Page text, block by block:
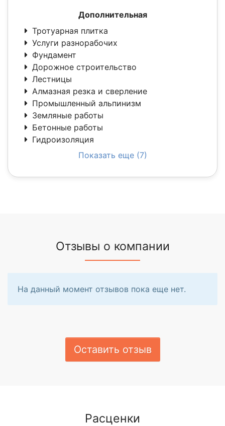
Дополнительная
Тротуарная плитка
Услуги разнорабочих
Фундамент
Дорожное строительство
Лестницы
Алмазная резка и сверление
Промышленный альпинизм
Земляные работы
Бетонные работы
Гидроизоляция
Показать еще (7)
Отзывы о компании
На данный момент отзывов пока еще нет.
Оставить отзыв
Расценки